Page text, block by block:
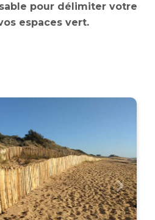
pour délimiter votre
espaces vert.